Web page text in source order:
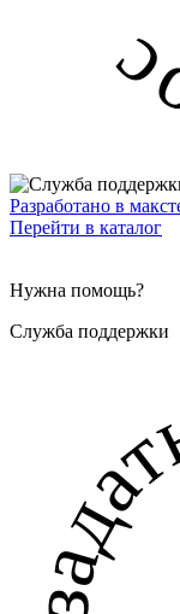
Разработано в
Перейти в каталог
Нужна помощь?
Служба поддержки